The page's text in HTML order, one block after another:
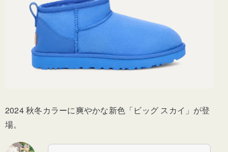
2024 秋冬カラーに爽やかな新色「ビッグ スカイ」が登
場。